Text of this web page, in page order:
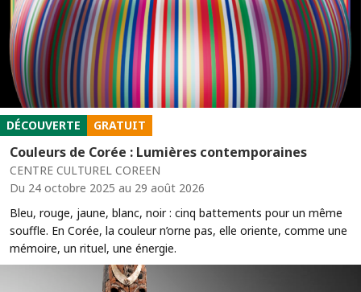
DÉCOUVERTE GRATUIT
Couleurs de Corée : Lumières contemporaines
CENTRE CULTUREL COREEN
Du 24 octobre 2025 au 29 août 2026
Bleu, rouge, jaune, blanc, noir : cinq battements pour un même
souffle. En Corée, la couleur n’orne pas, elle oriente, comme une
mémoire, un rituel, une énergie.